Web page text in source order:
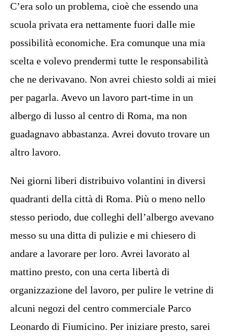
C’era solo un problema, cioè che essendo una
scuola privata era nettamente fuori dalle mie
possibilità economiche. Era comunque una mia
scelta e volevo prendermi tutte le responsabilità
che ne derivavano. Non avrei chiesto soldi ai miei
per pagarla. Avevo un lavoro part-time in un
albergo di lusso al centro di Roma, ma non
guadagnavo abbastanza. Avrei dovuto trovare un
altro lavoro.
Nei giorni liberi distribuivo volantini in diversi
quadranti della città di Roma. Più o meno nello
stesso periodo, due colleghi dell’albergo avevano
messo su una ditta di pulizie e mi chiesero di
andare a lavorare per loro. Avrei lavorato al
mattino presto, con una certa libertà di
organizzazione del lavoro, per pulire le vetrine di
alcuni negozi del centro commerciale Parco
Leonardo di Fiumicino. Per iniziare presto, sarei